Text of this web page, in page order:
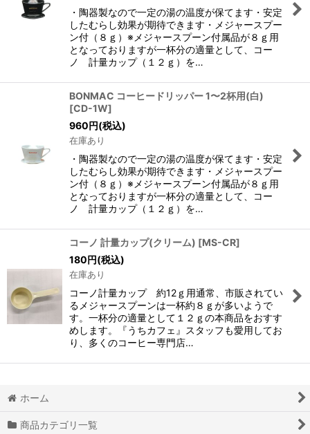
・陶器製なので一定の湯の温度が保てます・安定
したむらし効果が期待できます・メジャースプー
ン付（８ｇ）※メジャースプーン付属品が８ｇ用
となっておりますが一杯分の適量として、コー
ノ 計量カップ（１２ｇ）を…
BONMAC コーヒードリッパー 1〜2杯用(白)
[CD-1W]
960円(税込)
在庫あり
・陶器製なので一定の湯の温度が保てます・安定
したむらし効果が期待できます・メジャースプー
ン付（８ｇ）※メジャースプーン付属品が８ｇ用
となっておりますが一杯分の適量として、コー
ノ 計量カップ（１２ｇ）を…
コーノ 計量カップ(クリーム) [MS-CR]
180円(税込)
在庫あり
コーノ計量カップ 約12ｇ用通常、市販されてい
るメジャースプーンは一杯約８ｇが多いようで
す。一杯分の適量として１２ｇの本商品をおすす
めします。『うちカフェ』スタッフも愛用してお
り、多くのコーヒー専門店…
ホーム
商品カテゴリ一覧